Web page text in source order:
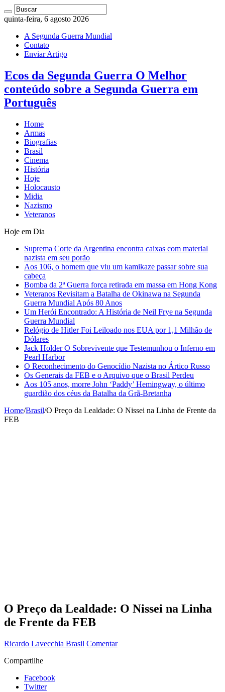
quinta-feira, 6 agosto 2026
A Segunda Guerra Mundial
Contato
Enviar Artigo
Ecos da Segunda Guerra O Melhor
conteúdo sobre a Segunda Guerra em
Português
Home
Armas
Biografias
Brasil
Cinema
História
Hoje
Holocausto
Midia
Nazismo
Veteranos
Hoje em Dia
Suprema Corte da Argentina encontra caixas com material
nazista em seu porão
Aos 106, o homem que viu um kamikaze passar sobre sua
cabeça
Bomba da 2ª Guerra força retirada em massa em Hong Kong
Veteranos Revisitam a Batalha de Okinawa na Segunda
Guerra Mundial Após 80 Anos
Um Herói Encontrado: A História de Neil Frye na Segunda
Guerra Mundial
Relógio de Hitler Foi Leiloado nos EUA por 1,1 Milhão de
Dólares
Jack Holder O Sobrevivente que Testemunhou o Inferno em
Pearl Harbor
O Reconhecimento do Genocídio Nazista no Ártico Russo
Os Generais da FEB e o Arquivo que o Brasil Perdeu
Aos 105 anos, morre John ‘Paddy’ Hemingway, o último
guardião dos céus da Batalha da Grã-Bretanha
Home/Brasil/O Preço da Lealdade: O Nissei na Linha de Frente da
FEB
O Preço da Lealdade: O Nissei na Linha
de Frente da FEB
Ricardo Lavecchia Brasil Comentar
Compartilhe
Facebook
Twitter